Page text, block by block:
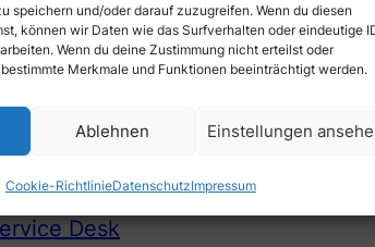
speichern und/oder darauf zuzugreifen. Wenn du diesen
können wir Daten wie das Surfverhalten oder eindeutige
Wenn du deine Zustimmung nicht erteilst oder
Merkmale und Funktionen beeinträchtigt werden.
Ablehnen Einstellungen
Cookie-RichtlinieDatenschutzImpressum
IT Support
Desk